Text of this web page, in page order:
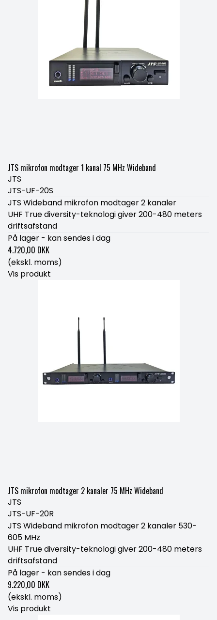
JTS mikrofon modtager 1 kanal 75 MHz Wideband
JTS
JTS-UF-20S
JTS Wideband mikrofon modtager 2 kanaler
UHF True diversity-teknologi giver 200-480 meters
driftsafstand
På lager - kan sendes i dag
4.720,00 DKK
(ekskl. moms)
Vis produkt
JTS mikrofon modtager 2 kanaler 75 MHz Wideband
JTS
JTS-UF-20R
JTS Wideband mikrofon modtager 2 kanaler 530-
605 MHz
UHF True diversity-teknologi giver 200-480 meters
driftsafstand
På lager - kan sendes i dag
9.220,00 DKK
(ekskl. moms)
Vis produkt